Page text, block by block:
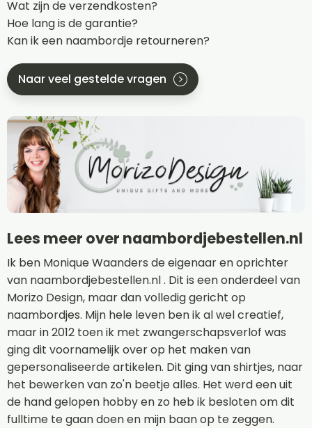
Wat zijn de verzendkosten?
Hoe lang is de garantie?
Kan ik een naambordje retourneren?
Naar veel gestelde vragen
Lees meer over naambordjebestellen.nl
Ik ben Monique Waanders de eigenaar en oprichter
van naambordjebestellen.nl . Dit is een onderdeel van
Morizo Design, maar dan volledig gericht op
naambordjes. Mijn hele leven ben ik al wel creatief,
maar in 2012 toen ik met zwangerschapsverlof was
ging dit voornamelijk over op het maken van
gepersonaliseerde artikelen. Dit ging van shirtjes, naar
het bewerken van zo'n beetje alles. Het werd een uit
de hand gelopen hobby en zo heb ik besloten om dit
fulltime te gaan doen en mijn baan op te zeggen.